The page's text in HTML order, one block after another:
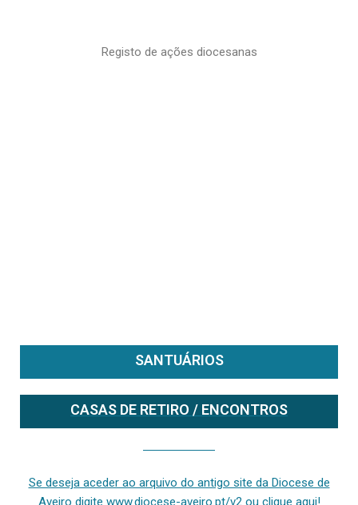
Registo de ações diocesanas
SANTUÁRIOS
CASAS DE RETIRO / ENCONTROS
Se deseja aceder ao arquivo do antigo site da Diocese de
Aveiro digite www.diocese-aveiro.pt/v2 ou clique aqui!